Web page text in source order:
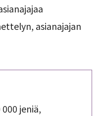
asianajajan
jeniä,